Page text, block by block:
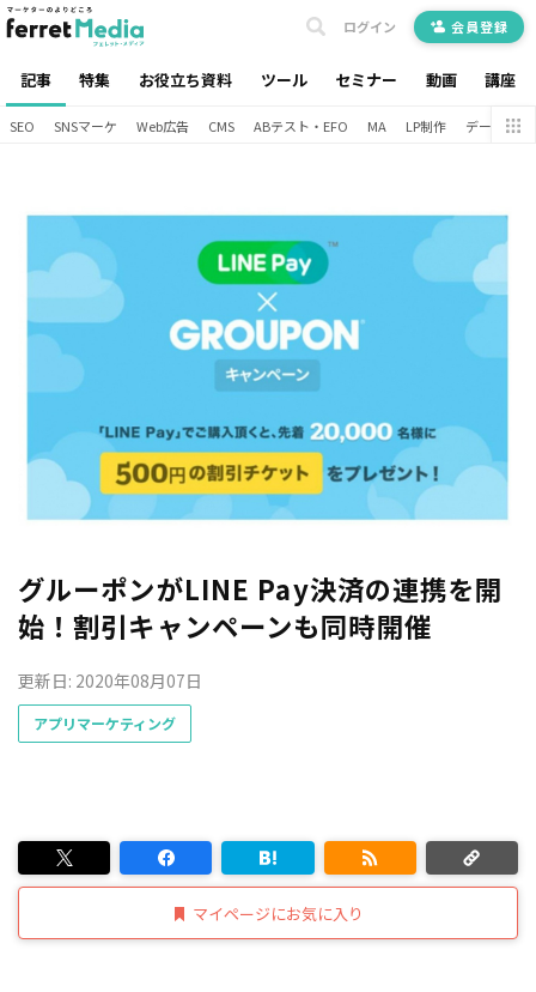
記事 特集 お役立ち資料 ツール セミナー 動画 講座
ログイン 会員登録
SEO SNSマーケ Web広告 CMS ABテスト・EFO MA LP制作 データ分析
グルーポンがLINE Pay決済の連携を開
始！割引キャンペーンも同時開催
更新日: 2020年08月07日
アプリマーケティング
マイページにお気に入り